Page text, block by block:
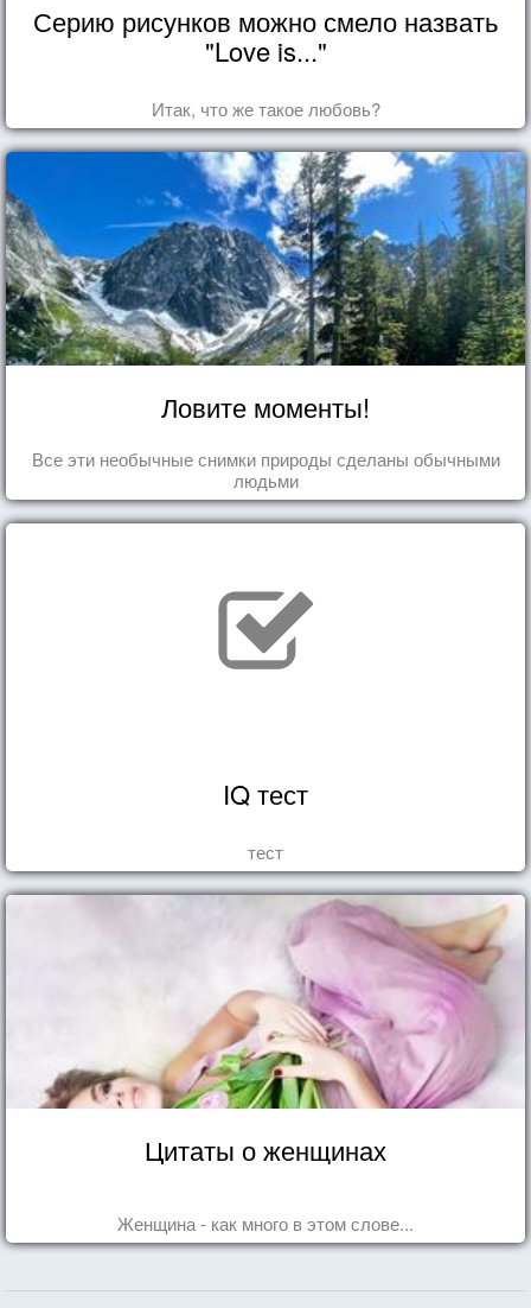
Серию рисунков можно смело назвать
"Love is..."
Итак, что же такое любовь?
Ловите моменты!
Все эти необычные снимки природы сделаны обычными
людьми
IQ тест
тест
Цитаты о женщинах
Женщина - как много в этом слове...